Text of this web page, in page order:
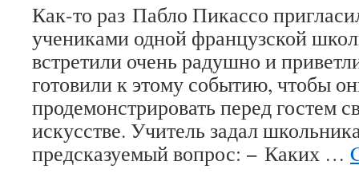
Как-то раз Пабло Пикассо
учениками одной французской
встретили очень радушно и
готовили к этому событию, чтобы
продемонстрировать перед гостем
искусстве. Учитель задал
предсказуемый вопрос: − Каких …